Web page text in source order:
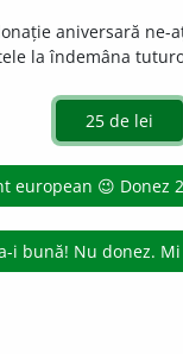
a se
2026 dexonline
inclusiv prin orice
cu excepția seturilor de
aniversară ne-
la îndemâna